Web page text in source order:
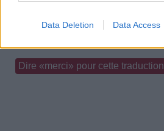
Data Deletion Data Access
Commentaires
Dire «merci» pour cette traduction